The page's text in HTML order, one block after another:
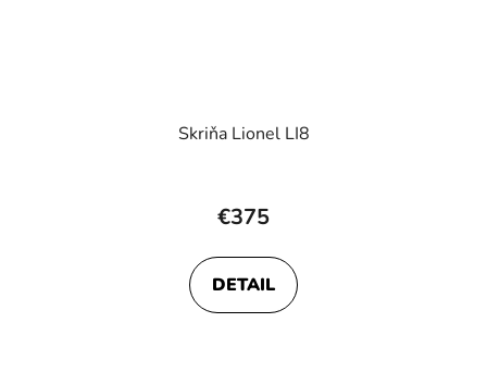
Skriňa Lionel LI8
€375
DETAIL